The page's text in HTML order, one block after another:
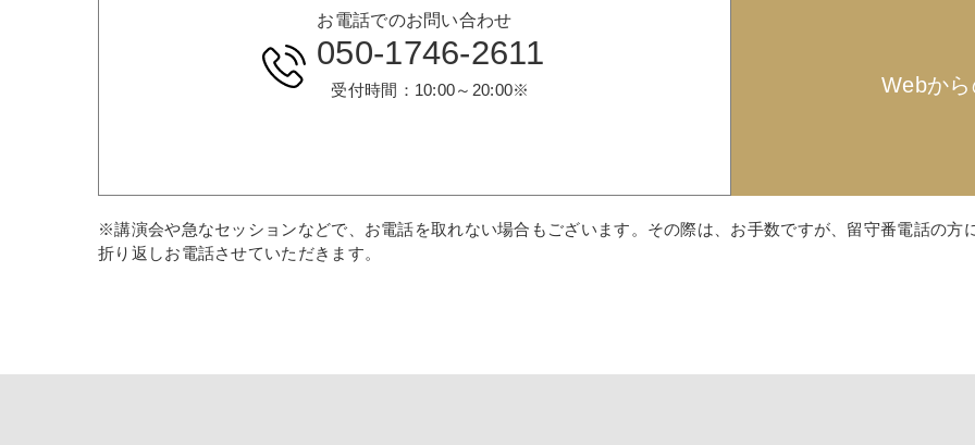
お電話でのお問い合わせ
050-1746-2611
受付時間：10:00～20:00※ Webか
※講演会や急なセッションなどで、お電話を取れない場合もございます。その際は、お手数ですが、留守番電話の方
折り返しお電話させていただきます。